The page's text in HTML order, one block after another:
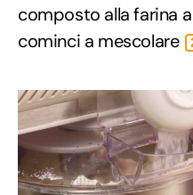
composto alla farina
cominci a mescolare